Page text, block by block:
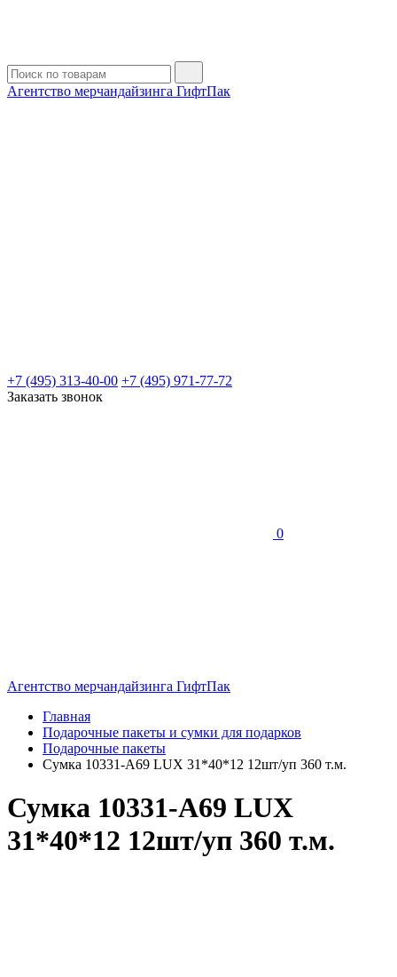
Агентство мерчандайзинга ГифтПак
+7 (495) 313-40-00 +7 (495) 971-77-72
Заказать звонок
0
Агентство мерчандайзинга ГифтПак
Главная
Подарочные пакеты и сумки для подарков
Подарочные пакеты
Сумка 10331-A69 LUX 31*40*12 12шт/уп 360 т.м.
Сумка 10331-A69 LUX
31*40*12 12шт/уп 360 т.м.